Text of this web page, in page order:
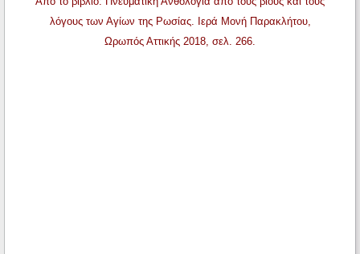
λόγους των Αγίων της Ρωσίας. Ιερά Μονή Παρακλήτου,
Ωρωπός Αττικής 2018, σελ. 266.